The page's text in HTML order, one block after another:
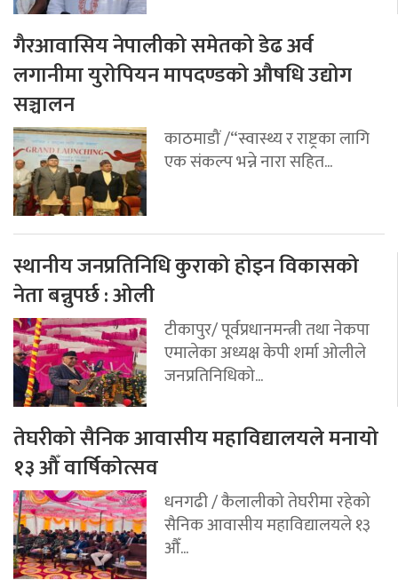
गैरआवासिय नेपालीको समेतको डेढ अर्व
लगानीमा युरोपियन मापदण्डको औषधि उद्योग
सञ्चालन
काठमाडौं /“स्वास्थ्य र राष्ट्रका लागि
एक संकल्प भन्ने नारा सहित...
स्थानीय जनप्रतिनिधि कुराको होइन विकासको
नेता बन्नुपर्छ : ओली
टीकापुर/ पूर्वप्रधानमन्त्री तथा नेकपा
एमालेका अध्यक्ष केपी शर्मा ओलीले
जनप्रतिनिधिको...
तेघरीको सैनिक आवासीय महाविद्यालयले मनायो
१३ औँ वार्षिकोत्सव
धनगढी / कैलालीको तेघरीमा रहेको
सैनिक आवासीय महाविद्यालयले १३
औँ...